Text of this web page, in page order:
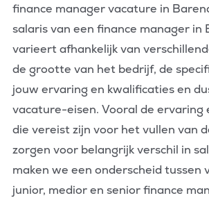
finance manager vacature in
salaris van een finance manager in
varieert afhankelijk van
de grootte van het bedrijf, de
jouw ervaring en kwalificaties en
vacature-eisen. Vooral de ervaring
die vereist zijn voor het vullen van
zorgen voor belangrijk verschil in
maken we een onderscheid tussen
junior, medior en senior finance